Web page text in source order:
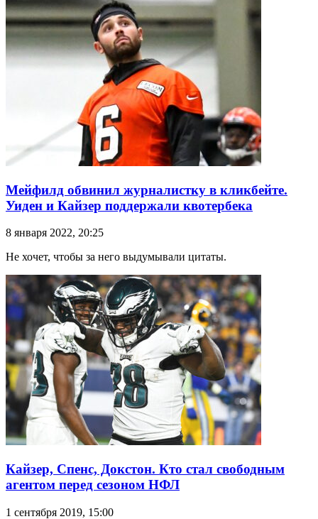
Мейфилд обвинил журналистку в кликбейте.
Уиден и Кайзер поддержали квотербека
8 января 2022, 20:25
Не хочет, чтобы за него выдумывали цитаты.
Кайзер, Спенс, Докстон. Кто стал свободным
агентом перед сезоном НФЛ
1 сентября 2019, 15:00